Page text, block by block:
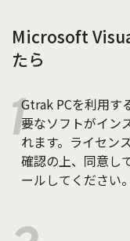
Microsoft
たら
Gtrak PCを利用す
要なソフトがイン
れます。ライセン
確認の上、同意し
ールしてください。